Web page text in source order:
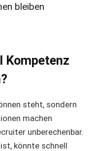
bleiben
Kompetenz
steht, sondern
machen
unberechenbar.
könnte schnell